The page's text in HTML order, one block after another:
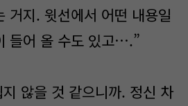
거지. 윗선에서 어떤 내용일
들어 올 수도 있고….”
않을 것 같으니까. 정신 차